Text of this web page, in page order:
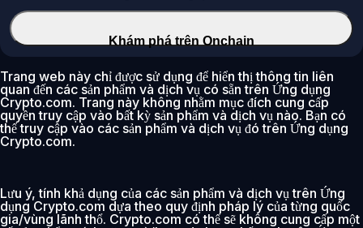
Khám phá trên Onchain
Trang web này chỉ được sử dụng để hiển thị thông tin liên
quan đến các sản phẩm và dịch vụ có sẵn trên Ứng dụng
Crypto.com. Trang này không nhằm mục đích cung cấp
quyền truy cập vào bất kỳ sản phẩm và dịch vụ nào. Bạn có
thể truy cập vào các sản phẩm và dịch vụ đó trên Ứng dụng
Crypto.com.
Lưu ý, tính khả dụng của các sản phẩm và dịch vụ trên Ứng
dụng Crypto.com dựa theo quy định pháp lý của từng quốc
gia/vùng lãnh thổ. Crypto.com có thể sẽ không cung cấp một